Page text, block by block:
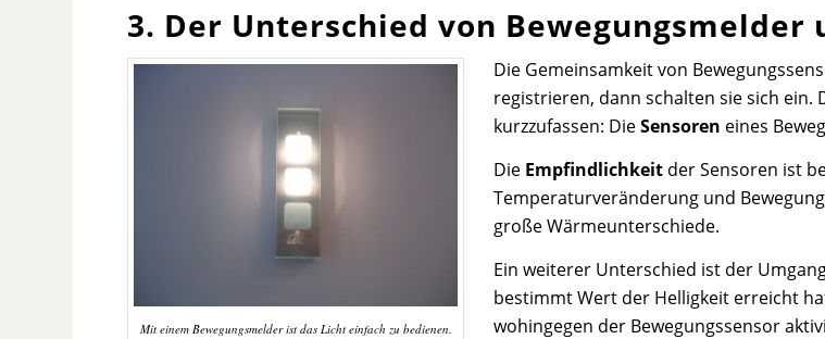
3. Der Unterschied von Bewegungsmelder
Mit einem Bewegungsmelder ist das Licht einfach zu bedienen.
Die Gemeinsamkeit von
registrieren, dann schalten sie sich ein.
kurzzufassen: DieSensoren eines
Die Empfindlichkeit der Sensoren ist
Temperaturveränderung und
große Wärmeunterschiede.
Ein weiterer Unterschied ist der
bestimmt Wert der Helligkeit erreicht
wohingegen der Bewegungssensor